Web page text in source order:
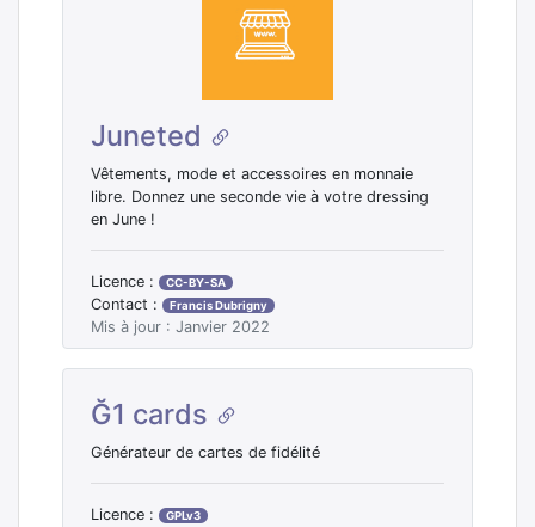
Juneted
Vêtements, mode et accessoires en monnaie
libre. Donnez une seconde vie à votre dressing
en June !
Licence : CC-BY-SA
Contact : Francis Dubrigny
Mis à jour : Janvier 2022
Ğ1 cards
Générateur de cartes de fidélité
Licence : GPLv3